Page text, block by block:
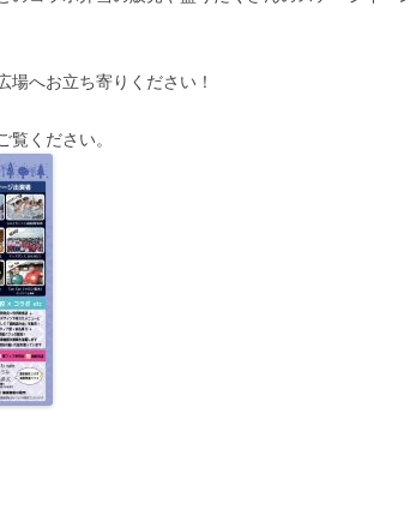
へお立ち寄りください！
ください。